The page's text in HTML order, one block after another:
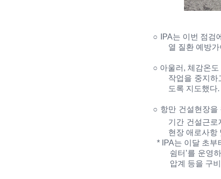
○ IPA는 이번 점검
열 질환 예방
○ 아울러 , 체감온도
작업을 중지하
도록 지도했다.
○ 항만 건설현장
기간 건설근
현장 애로사항
* IPA는 이달 초부
쉼터 ’를 운영
압계 등을 구